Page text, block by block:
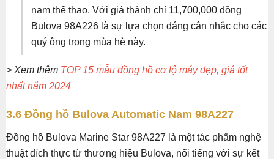
nam thể thao. Với giá thành chỉ 11,700,000 đồng
Bulova 98A226 là sự lựa chọn đáng cân nhắc cho các
quý ông trong mùa hè này.
> Xem thêm TOP 15 mẫu đồng hồ cơ lộ máy đẹp, giá tốt
nhất năm 2024
3.6 Đồng hồ Bulova Automatic Nam 98A227
Đồng hồ Bulova Marine Star 98A227 là một tác phẩm nghệ
thuật đích thực từ thương hiệu Bulova, nổi tiếng với sự kết